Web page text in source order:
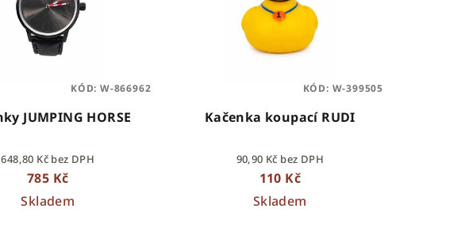
Hodinky JUMPING HORSE
648,80 Kč bez DPH
785 Kč
Skladem
KÓD:W-866962
Kačenka koupací RUDI
90,90 Kč bez DPH
110 Kč
Skladem
KÓD: W-399505